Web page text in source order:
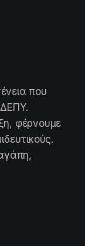
που
ΔΕΠΥ.
φέρνουμε